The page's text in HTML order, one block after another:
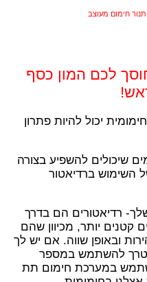
חימום מעוצב
לכם המון כסף
יכול להיות פתרון
שיכולים להשפיע בצורה
השימוש ברדיאטור
רדיאטורים הם בדרך
קטנים יותר, מכיוון שהם
ובאופן שווה. אם יש לך
להשתמש במספר
במערכת חימום תת